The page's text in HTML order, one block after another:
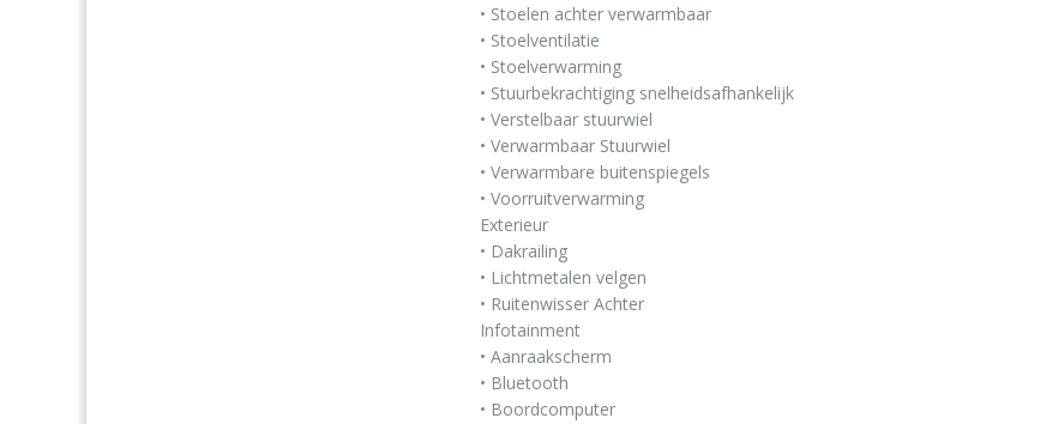
• Stoelen achter verwarmbaar
• Stoelventilatie
• Stoelverwarming
• Stuurbekrachtiging snelheidsafhankelijk
• Verstelbaar stuurwiel
• Verwarmbaar Stuurwiel
• Verwarmbare buitenspiegels
• Voorruitverwarming
Exterieur
• Dakrailing
• Lichtmetalen velgen
• Ruitenwisser Achter
Infotainment
• Aanraakscherm
• Bluetooth
• Boordcomputer